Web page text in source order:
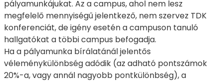
pályamunkájukat. Az a campus, ahol nem lesz
megfelelő mennyiségű jelentkező, nem szervez TDK
konferenciát, de igény esetén a campuson tanuló
hallgatókat a többi campus befogadja.
Ha a pályamunka bírálatánál jelentős
véleménykülönbség adódik (az adható pontszámok
20%-a, vagy annál nagyobb pontkülönbség), a